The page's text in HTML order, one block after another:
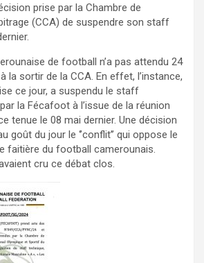
prise par la Chambre de
(CCA) de suspendre son staff
de football n’a pas attendu 24
la sortir de la CCA. En effet, l’instance,
ce jour, a suspendu le staff
la Fécafoot à l’issue de la réunion
tenue le 08 mai dernier. Une décision
goût du jour le ‘’conflit’’ qui oppose le
faitière du football camerounais.
cru ce débat clos.